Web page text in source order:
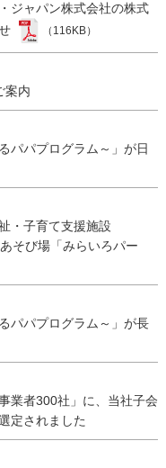
ジャパン株式会社の株式
（116KB）
案内
パパプログラム～」が日
・子育て支援施設
そび場「みらいろパー
パパプログラム～」が長
業者300社」に、当社子会
定されました